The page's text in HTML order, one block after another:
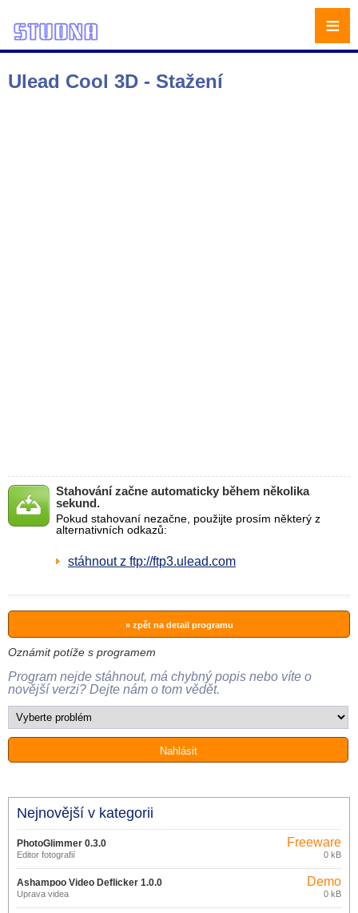
Ulead Cool 3D - Stažení
Stahování začne automaticky během několika
sekund.
Pokud stahovaní nezačne, použijte prosím některý z
alternativních odkazů:
stáhnout z ftp://ftp3.ulead.com
» zpět na detail programu
Oznámit potíže s programem
Program nejde stáhnout, má chybný popis nebo víte o
novější verzi? Dejte nám o tom vědět.
Nejnovější v kategorii
PhotoGlimmer 0.3.0
Editor fotografií
Freeware
0 kB
Ashampoo Video Deflicker 1.0.0
Úprava videa
Demo
0 kB
≡